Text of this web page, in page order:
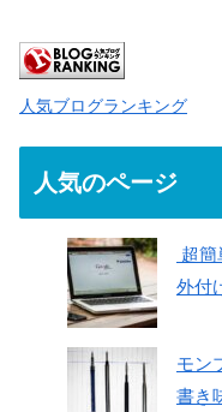
人気ブログランキング
人気のページ
超簡
外付
モン
書き